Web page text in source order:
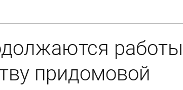
придомовой